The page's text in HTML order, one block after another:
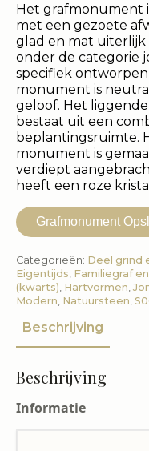
Het grafmonument
met een gezoete
glad en mat
onder de categorie
specifiek
monument is
geloof. Het
bestaat uit een
beplantingsruimte.
monument is
verdiept
heeft een roze
Grafmonument
Categorieën: Deel grind
Eigentijds Familiegraf
(kwarts) Hartvormen
Modern Natuursteen
Beschrijving
Beschrijving
Informatie